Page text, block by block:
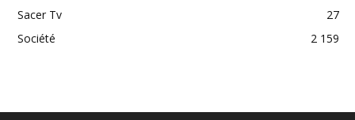
Sacer Tv
27
Société
2 159